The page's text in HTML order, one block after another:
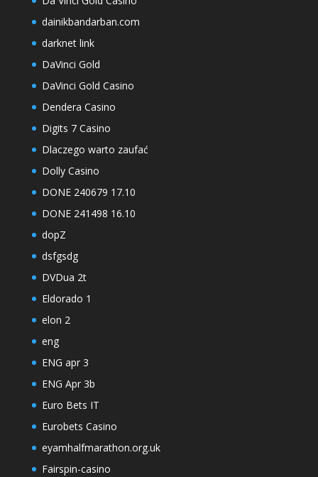
dainikbandarban.com
darknet link
DaVinci Gold
DaVinci Gold Casino
Dendera Casino
Digits 7 Casino
Dlaczego warto zaufać
Dolly Casino
DONE 240679 17.10
DONE 241498 16.10
dopZ
dsfgsdg
DVDua 2t
Eldorado 1
elon 2
eng
ENG apr 3
ENG Apr 3b
Euro Bets IT
Eurobets Casino
eyamhalfmarathon.org.uk
Fairspin-casino